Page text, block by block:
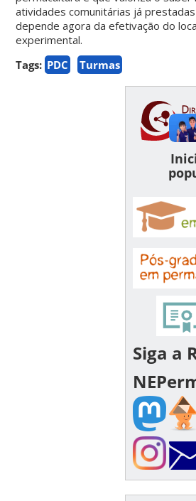
atividades comunitárias já prestadas
depende agora da efetivação do
experimental.
Tags: PDC Turmas
Siga a